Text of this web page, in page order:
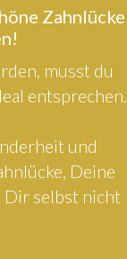
Zahnlücke
musst du
entsprechen.
und
Deine
Dir selbst nicht